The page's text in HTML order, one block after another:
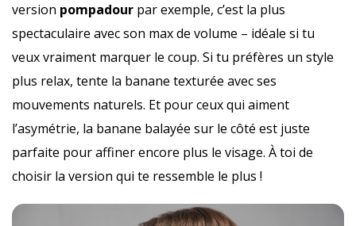
version pompadour par exemple, c’est la plus
spectaculaire avec son max de volume – idéale si tu
veux vraiment marquer le coup. Si tu préfères un style
plus relax, tente la banane texturée avec ses
mouvements naturels. Et pour ceux qui aiment
l’asymétrie, la banane balayée sur le côté est juste
parfaite pour affiner encore plus le visage. À toi de
choisir la version qui te ressemble le plus !